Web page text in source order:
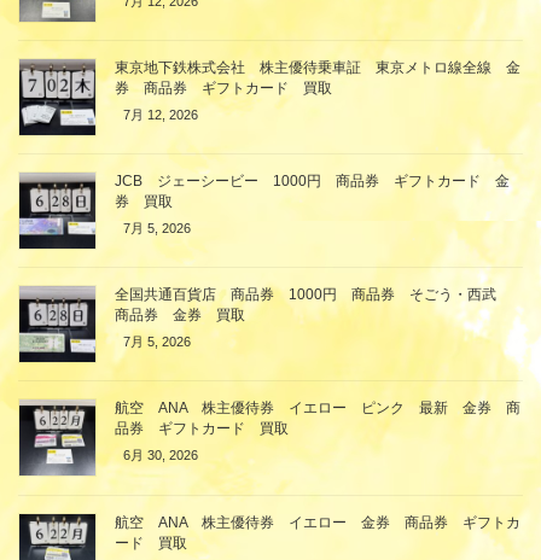
東京地下鉄株式会社 株主優待乗車証 東京メトロ線全線 金
券 商品券 ギフトカード 買取
7月 12, 2026
JCB ジェーシービー 1000円 商品券 ギフトカード 金
券 買取
7月 5, 2026
全国共通百貨店 商品券 1000円 商品券 そごう・西武
商品券 金券 買取
7月 5, 2026
航空 ANA 株主優待券 イエロー ピンク 最新 金券 商
品券 ギフトカード 買取
6月 30, 2026
航空 ANA 株主優待券 イエロー 金券 商品券 ギフトカ
ード 買取